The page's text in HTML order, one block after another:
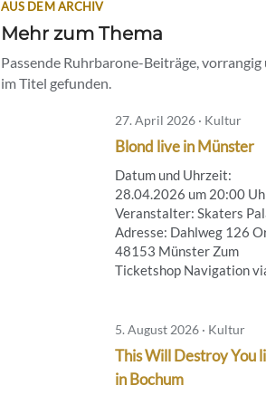
AUS DEM ARCHIV
Mehr zum Thema
Passende Ruhrbarone-Beiträge,
im Titel gefunden.
27. April 2026 · Kultur
Blond live in Münster
Datum und Uhrzeit:
28.04.2026 um 20:00
Veranstalter: Skaters
Adresse: Dahlweg 126
48153 Münster Zum
Ticketshop Navigation
5. August 2026 · Kultur
This Will Destroy You
in Bochum